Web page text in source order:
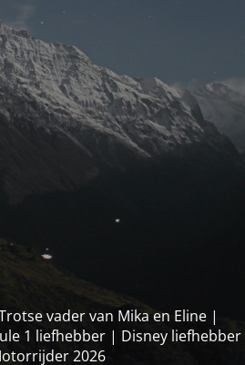
vader van Mika en Eline |
1 liefhebber | Disney liefhebber
2026